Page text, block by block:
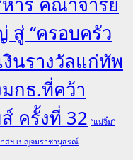
สู่ “ครอบครัว
นรางวัลแก่ทัพ
กธ.ที่คว้า
ครั้งที่ 32 “แม่จิ๋ม”
าสฯ เบญจมราชานุสรณ์